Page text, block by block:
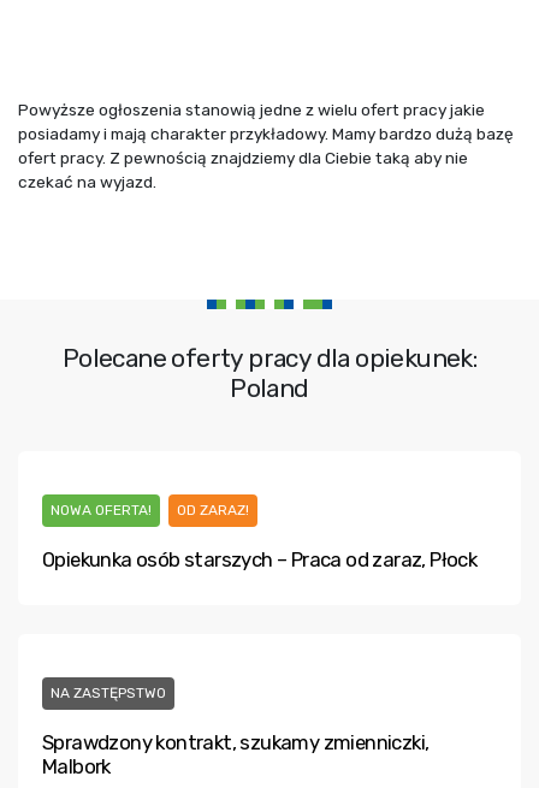
Powyższe ogłoszenia stanowią jedne z wielu ofert pracy jakie
posiadamy i mają charakter przykładowy. Mamy bardzo dużą bazę
ofert pracy. Z pewnością znajdziemy dla Ciebie taką aby nie
czekać na wyjazd.
Polecane oferty pracy dla opiekunek:
Poland
NOWA OFERTA! OD ZARAZ!
Opiekunka osób starszych – Praca od zaraz, Płock
NA ZASTĘPSTWO
Sprawdzony kontrakt, szukamy zmienniczki,
Malbork